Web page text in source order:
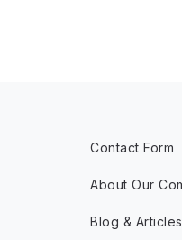
Contact Form
About Our
Blog & Articles